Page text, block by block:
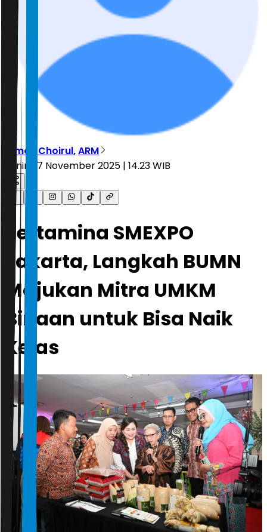
Dimas Choirul,ARM
Senin, 17 November 2025 | 14.23 WIB
Pertamina SMEXPO
Jakarta, Langkah BUMN
Majukan Mitra UMKM
Binaan untuk Bisa Naik
Kelas